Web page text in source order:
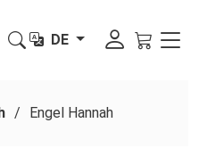
DE
Engel Hannah